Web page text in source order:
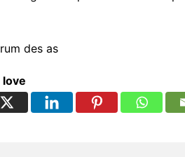
des as
love